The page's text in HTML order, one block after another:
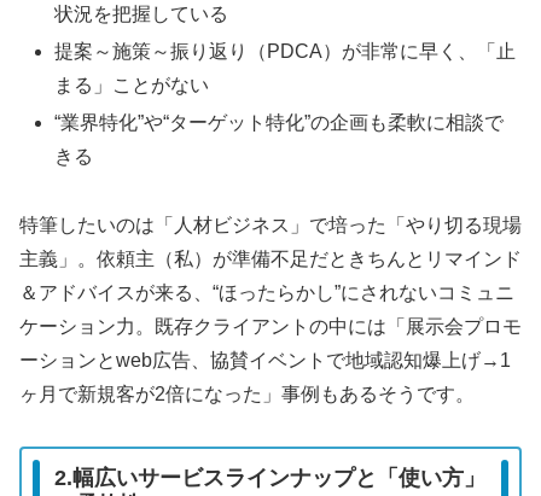
状況を把握している
提案～施策～振り返り（PDCA）が非常に早く、「止
まる」ことがない
“業界特化”や“ターゲット特化”の企画も柔軟に相談で
きる
特筆したいのは「人材ビジネス」で培った「やり切る現場
主義」。依頼主（私）が準備不足だときちんとリマインド
＆アドバイスが来る、“ほったらかし”にされないコミュニ
ケーション力。既存クライアントの中には「展示会プロモ
ーションとweb広告、協賛イベントで地域認知爆上げ→1
ヶ月で新規客が2倍になった」事例もあるそうです。
2.幅広いサービスラインナップと「使い方」